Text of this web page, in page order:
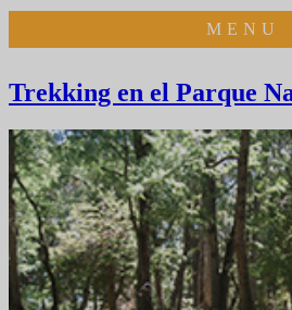
MENU
Trekking en el Parque